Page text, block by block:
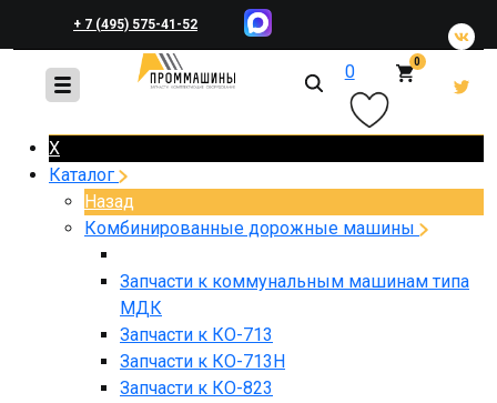
+ 7 (495) 575-41-52
+ 7 (495) 648-45-83 0 0
X
Каталог
Назад
Комбинированные дорожные машины
Запчасти к коммунальным машинам типа
МДК
Запчасти к КО-713
Запчасти к КО-713Н
Запчасти к КО-823